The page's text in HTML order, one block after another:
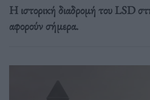
Η ιστορική διαδρομή του LSD
αφορούν σήμερα.